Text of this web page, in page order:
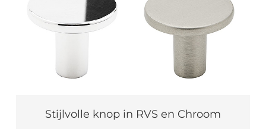
Stijlvolle knop in RVS en Chroom